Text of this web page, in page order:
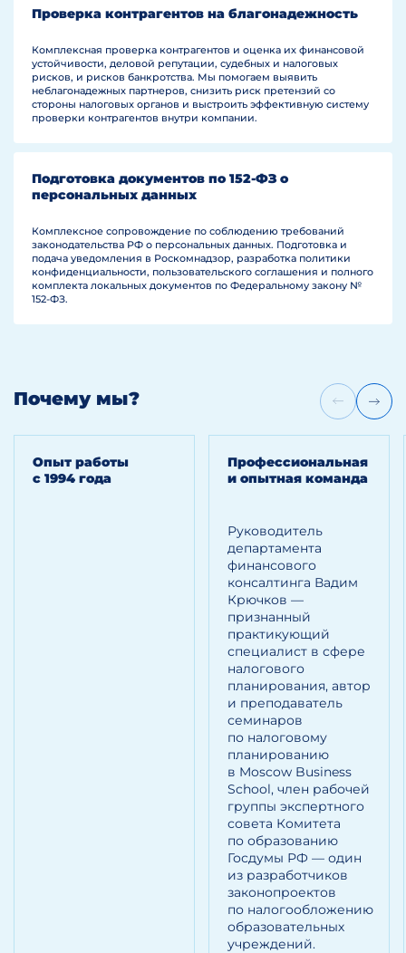
конкуренции.
Проверка контрагентов на благонадежность
Комплексная проверка контрагентов и оценка их финансовой
устойчивости, деловой репутации, судебных и налоговых
рисков, и рисков банкротства. Мы помогаем выявить
неблагонадежных партнеров, снизить риск претензий со
стороны налоговых органов и выстроить эффективную систему
проверки контрагентов внутри компании.
Подготовка документов по 152-ФЗ о
персональных данных
Комплексное сопровождение по соблюдению требований
законодательства РФ о персональных данных. Подготовка и
подача уведомления в Роскомнадзор, разработка политики
конфиденциальности, пользовательского соглашения и полного
комплекта локальных документов по Федеральному закону №
152-ФЗ.
Почему мы?
Опыт работы
с 1994 года
Профессиональная
и опытная команда
Руководитель
департамента
финансового
консалтинга Вадим
Крючков —
признанный
практикующий
специалист в сфере
налогового
планирования, автор
и преподаватель
семинаров
по налоговому
планированию
в Moscow Business
School, член рабочей
группы экспертного
совета Комитета
по образованию
Госдумы РФ — один
из разработчиков
законопроектов
по налогообложению
образовательных
учреждений.